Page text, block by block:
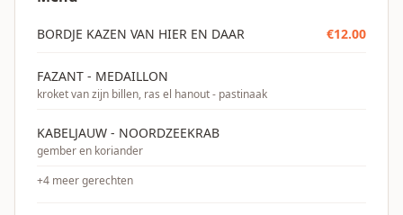
BORDJE KAZEN VAN HIER EN DAAR €12.00
FAZANT - MEDAILLON
kroket van zijn billen, ras el hanout - pastinaak
KABELJAUW - NOORDZEEKRAB
gember en koriander
+4 meer gerechten